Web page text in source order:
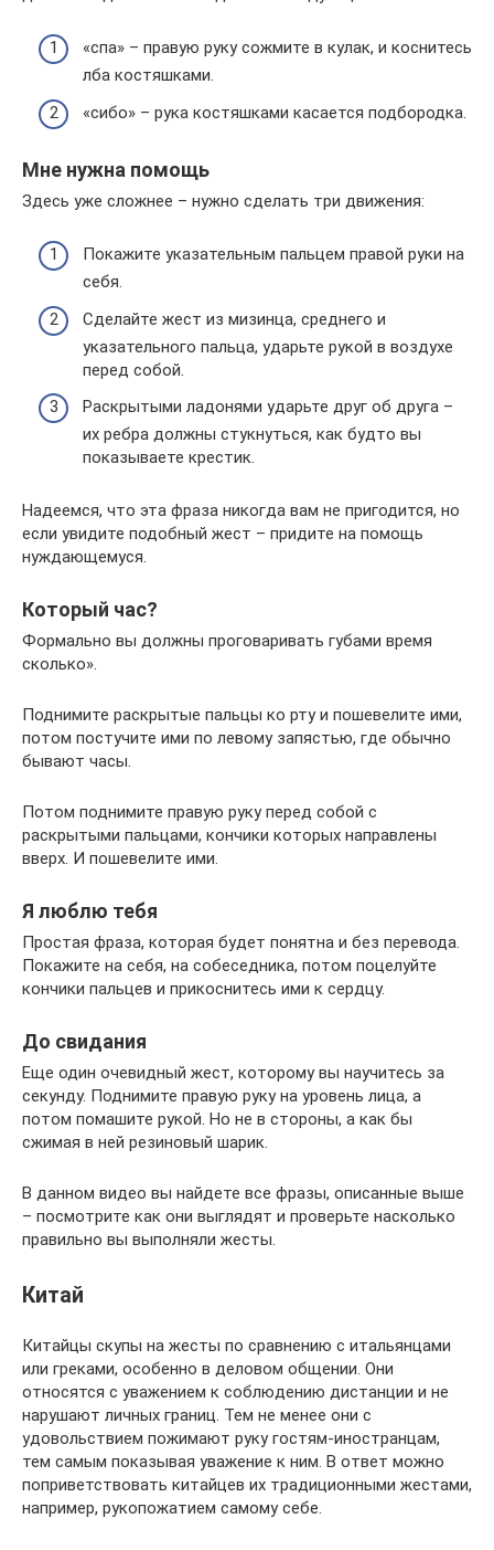
«спа» – правую руку сожмите в кулак, и коснитесь
лба костяшками.
«сибо» – рука костяшками касается подбородка.
Мне нужна помощь
Здесь уже сложнее – нужно сделать три движения:
Покажите указательным пальцем правой руки на
себя.
Сделайте жест из мизинца, среднего и
указательного пальца, ударьте рукой в воздухе
перед собой.
Раскрытыми ладонями ударьте друг об друга –
их ребра должны стукнуться, как будто вы
показываете крестик.
Надеемся, что эта фраза никогда вам не пригодится, но
если увидите подобный жест – придите на помощь
нуждающемуся.
Который час?
Формально вы должны проговаривать губами время
сколько».
Поднимите раскрытые пальцы ко рту и пошевелите ими,
потом постучите ими по левому запястью, где обычно
бывают часы.
Потом поднимите правую руку перед собой с
раскрытыми пальцами, кончики которых направлены
вверх. И пошевелите ими.
Я люблю тебя
Простая фраза, которая будет понятна и без перевода.
Покажите на себя, на собеседника, потом поцелуйте
кончики пальцев и прикоснитесь ими к сердцу.
До свидания
Еще один очевидный жест, которому вы научитесь за
секунду. Поднимите правую руку на уровень лица, а
потом помашите рукой. Но не в стороны, а как бы
сжимая в ней резиновый шарик.
В данном видео вы найдете все фразы, описанные выше
– посмотрите как они выглядят и проверьте насколько
правильно вы выполняли жесты.
Китай
Китайцы скупы на жесты по сравнению с итальянцами
или греками, особенно в деловом общении. Они
относятся с уважением к соблюдению дистанции и не
нарушают личных границ. Тем не менее они с
удовольствием пожимают руку гостям-иностранцам,
тем самым показывая уважение к ним. В ответ можно
поприветствовать китайцев их традиционными жестами,
например, рукопожатием самому себе.